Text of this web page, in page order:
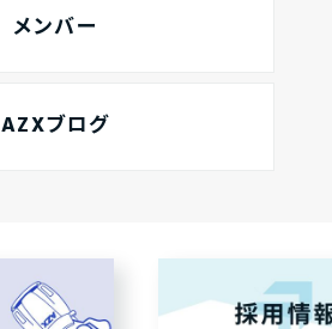
メンバー
AZXブログ